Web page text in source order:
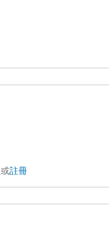
或註冊